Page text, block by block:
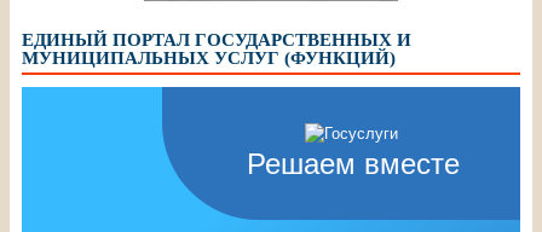
ЕДИНЫЙ ПОРТАЛ ГОСУДАРСТВЕННЫХ И
МУНИЦИПАЛЬНЫХ УСЛУГ (ФУНКЦИЙ)
Решаем вместе